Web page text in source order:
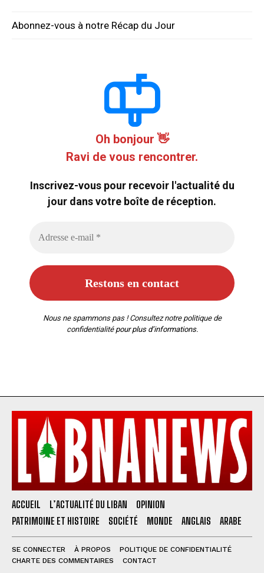
Abonnez-vous à notre Récap du Jour
Oh bonjour 👋
Ravi de vous rencontrer.
Inscrivez-vous pour recevoir l'actualité du
jour dans votre boîte de réception.
Nous ne spammons pas ! Consultez notre politique de
confidentialitépour plus d’informations.
ACCUEIL L’ACTUALITÉ DU LIBAN
OPINION
PATRIMOINE ET HISTOIRE
SOCIÉTÉ MONDE ANGLAIS ARABE
SE CONNECTER À PROPOS
POLITIQUE DE CONFIDENTIALITÉ
CHARTE DES COMMENTAIRES
CONTACT